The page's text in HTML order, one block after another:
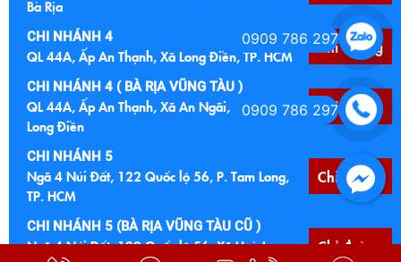
Bà Rịa
CHI NHÁNH 4
QL 44A, Ấp An Thạnh, Xã Long Điền, TP. HCM Chỉ đường
CHI NHÁNH 4 ( BÀ RỊA VŨNG TÀU )
QL 44A, Ấp An Thạnh, Xã An Ngãi, Huyện
Long Điền
Chỉ đường
CHI NHÁNH 5
Ngã 4 Núi Đất, 122 Quốc lộ 56, P. Tam Long,
TP. HCM
Chỉ đường
CHI NHÁNH 5 (BÀ RỊA VŨNG TÀU CŨ )
Ngã 4 Núi Đất, 122 Quốc lộ 56, Xã Hoà Long,
Chỉ đường
0909 786 297
0909 786 297